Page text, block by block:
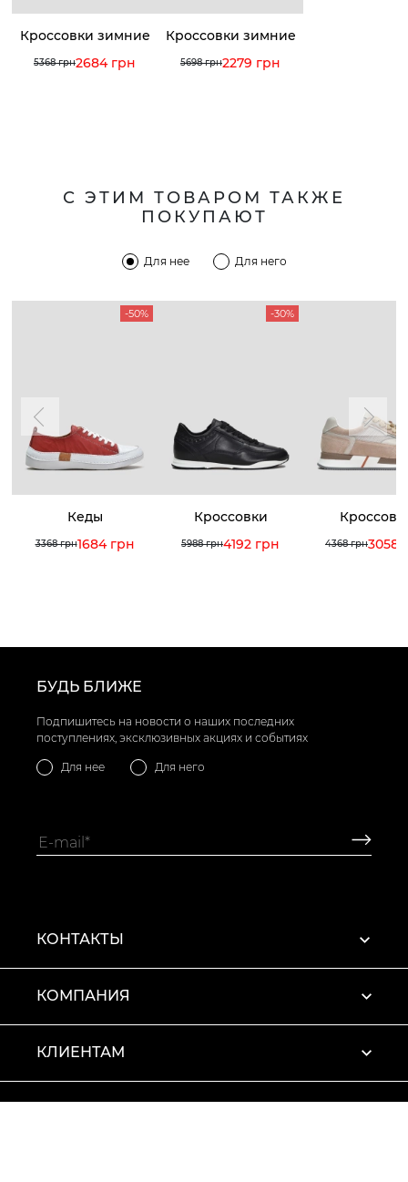
Кроссовки зимние
5368 грн2684 грн
Кроссовки зимние
5698 грн2279 грн
С ЭТИМ ТОВАРОМ ТАКЖЕ
ПОКУПАЮТ
Для нее Для него
-50%
Кеды
3368 грн1684 грн
-30%
Кроссовки
5988 грн4192 грн 4368 грн3058
БУДЬ БЛИЖЕ
Подпишитесь на новости о наших последних
поступлениях, эксклюзивных акциях и событиях
Для нее Для него
КОНТАКТЫ
КОМПАНИЯ
КЛИЕНТАМ